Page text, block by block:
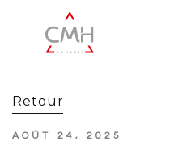
Retour
AOÛT 24, 2025